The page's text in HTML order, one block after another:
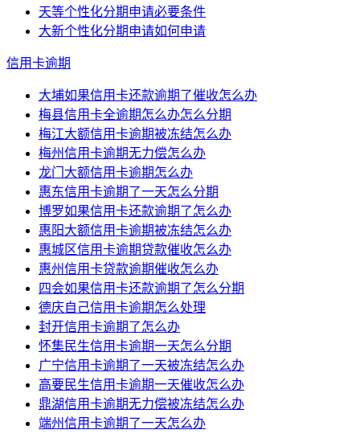
天等个性化分期申请必要条件
大新个性化分期申请如何申请
信用卡逾期
大埔如果信用卡还款逾期了催收怎么办
梅县信用卡全逾期怎么办怎么分期
梅江大额信用卡逾期被冻结怎么办
梅州信用卡逾期无力偿怎么办
龙门大额信用卡逾期怎么办
惠东信用卡逾期了一天怎么分期
博罗如果信用卡还款逾期了怎么办
惠阳大额信用卡逾期被冻结怎么办
惠城区信用卡逾期贷款催收怎么办
惠州信用卡贷款逾期催收怎么办
四会如果信用卡还款逾期了怎么分期
德庆自己信用卡逾期怎么处理
封开信用卡逾期了怎么办
怀集民生信用卡逾期一天怎么分期
广宁信用卡逾期了一天被冻结怎么办
高要民生信用卡逾期一天催收怎么办
鼎湖信用卡逾期无力偿被冻结怎么办
端州信用卡逾期了一天怎么办